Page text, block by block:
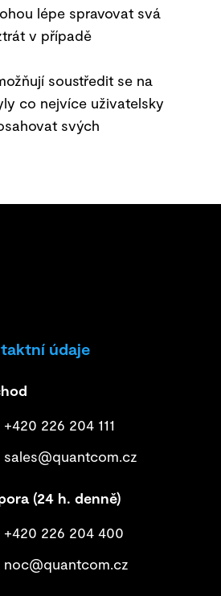
lépe spravovat svá
v případě
soustředit se na
co nejvíce uživatelsky
svých
údaje
+420 226 204 111
sales@quantcom.cz
(24 h. denně)
+420 226 204 400
noc@quantcom.cz